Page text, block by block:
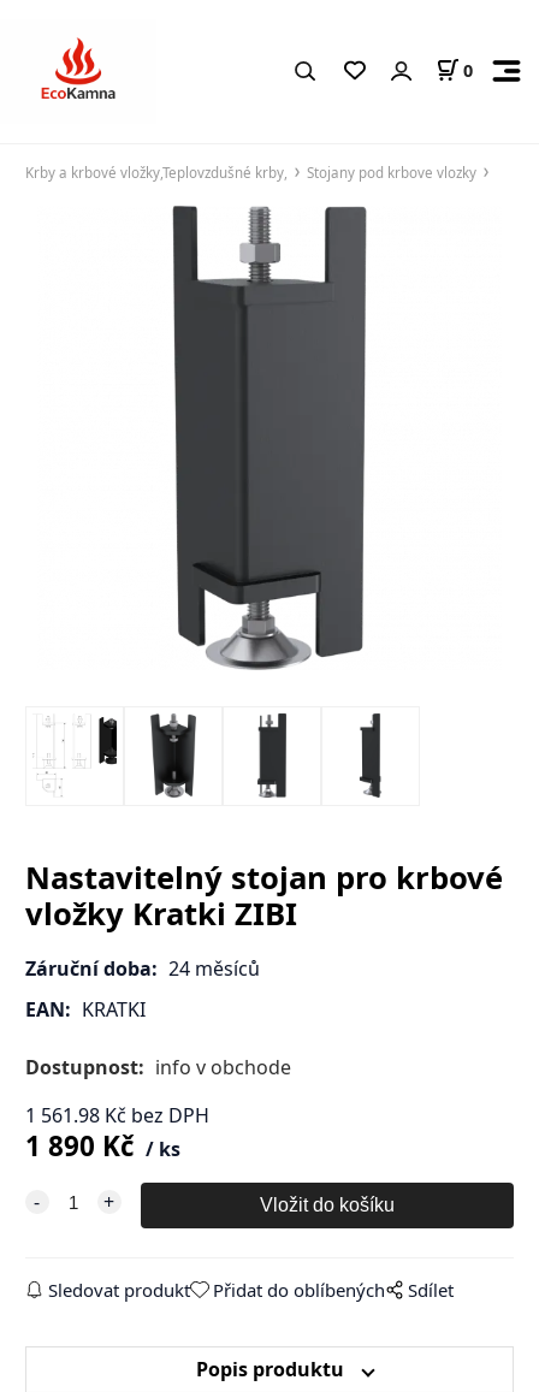
0
Krby a krbové vložky,Teplovzdušné krby, Stojany pod krbove vlozky
Nastavitelný stojan pro krbové
vložky Kratki ZIBI
Záruční doba: 24 měsíců
EAN: KRATKI
Dostupnost: info v obchode
1 561.98Kč bez DPH
1 890 Kč ks
Sledovat produkt Přidat do oblíbených Sdílet
Popis produktu